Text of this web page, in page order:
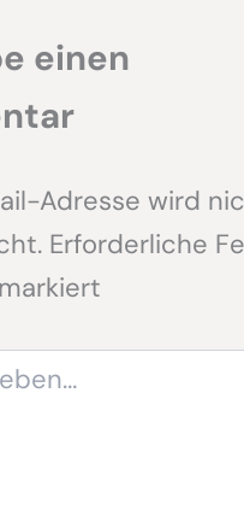
einen
Adresse wird
Erforderliche
markiert